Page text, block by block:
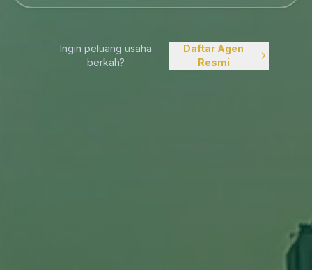
Ingin peluang usaha
berkah?
Daftar Agen
Resmi